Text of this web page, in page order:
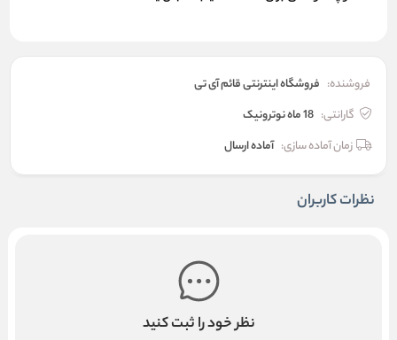
فروشنده: فروشگاه اینترنتی قائم آی تی
گارانتی: 18 ماه نوترونیک
زمان آماده سازی: آماده ارسال
نظرات کاربران
نظر خود را ثبت کنید